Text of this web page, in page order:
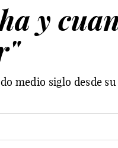
y
medio siglo desde